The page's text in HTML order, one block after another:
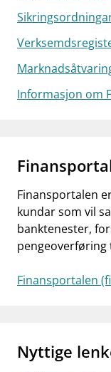
Informasjon om
Finansportalen
kundar som vil
banktenester,
pengeoverføring
Finansportalen
Nyttige